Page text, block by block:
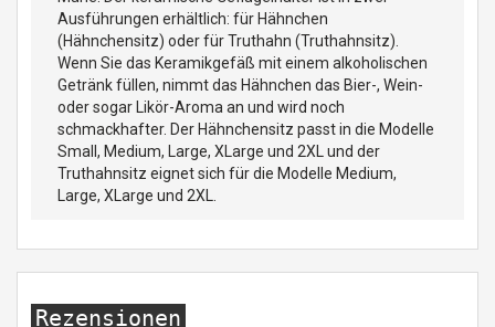
Ausführungen erhältlich: für Hähnchen
(Hähnchensitz) oder für Truthahn (Truthahnsitz).
Wenn Sie das Keramikgefäß mit einem alkoholischen
Getränk füllen, nimmt das Hähnchen das Bier-, Wein-
oder sogar Likör-Aroma an und wird noch
schmackhafter. Der Hähnchensitz passt in die Modelle
Small, Medium, Large, XLarge und 2XL und der
Truthahnsitz eignet sich für die Modelle Medium,
Large, XLarge und 2XL.
Rezensionen